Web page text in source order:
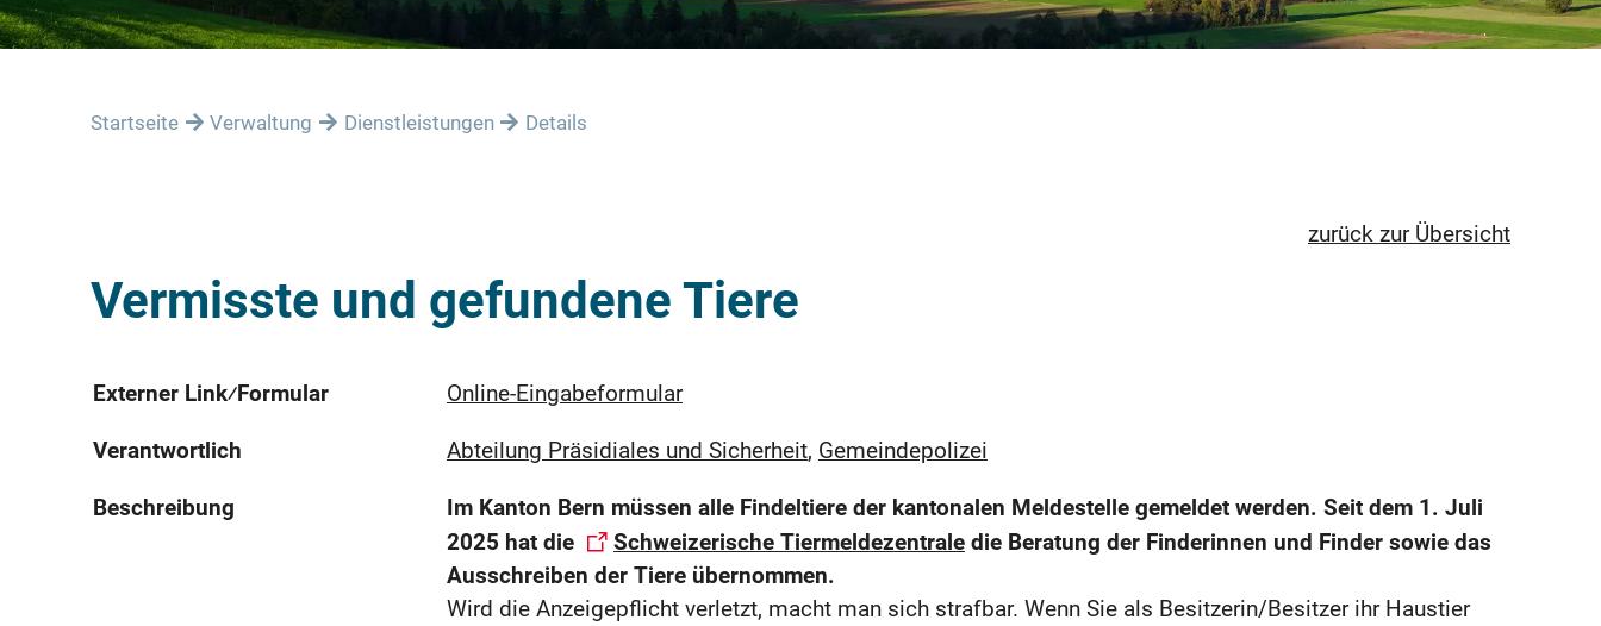
Startseite Verwaltung Dienstleistungen Details
zurück zur Übersicht
Vermisste und gefundene Tiere
Externer Link⁄Formular Online-Eingabeformular
Verantwortlich Abteilung Präsidiales und Sicherheit, Gemeindepolizei
Beschreibung
Im Kanton Bern müssen alle Findeltiere der kantonalen Meldestelle gemeldet werden. Seit dem 1. Juli
2025 hat die
Schweizerische Tiermeldezentrale die Beratung der Finderinnen und Finder sowie das
Ausschreiben der Tiere übernommen.
Wird die Anzeigepflicht verletzt, macht man sich strafbar. Wenn Sie als Besitzerin/Besitzer ihr Haustier